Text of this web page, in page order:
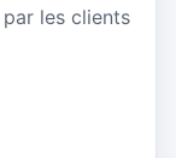
les clients